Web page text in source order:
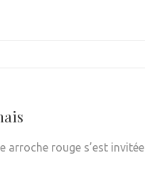
arroche rouge s’est invitée